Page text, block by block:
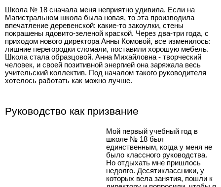
Школа № 18 сначала меня неприятно удивила. Если на
Магистральном школа была новая, то эта производила
впечатление деревенской: какие-то закоулки, стены
покрашены ядовито-зеленой краской. Через два-три года, с
приходом нового директора Анны Комовой, все изменилось:
лишние перегородки сломали, поставили хорошую мебель.
Школа стала образцовой. Анна Михайловна - творческий
человек, и своей позитивной энергией она заряжала весь
учительский коллектив. Под началом такого руководителя
хотелось работать как можно лучше.
Руководство как призвание
Мой первый учебный год в
школе № 18 был
единственным, когда у меня не
было классного руководства.
Но отдыхать мне пришлось
недолго. Десятиклассники, у
которых вела занятия, пошли к